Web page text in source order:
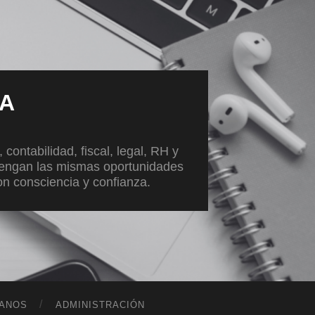
contabilidad, fiscal, legal, RH y
las mismas oportunidades
consciencia y confianza.
ADMINISTRACIÓN